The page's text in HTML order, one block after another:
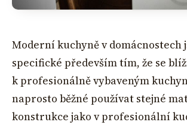
Moderní kuchyně v domácnostech
specifické především tím, že se
k profesionálně vybaveným
naprosto běžné používat stejné
konstrukce jako v profesionální